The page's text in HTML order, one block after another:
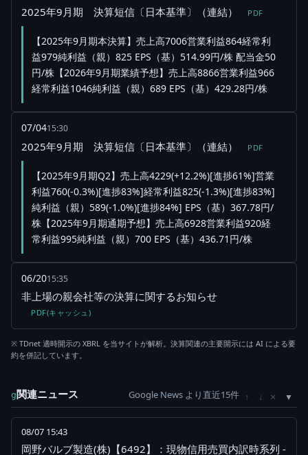
2025年9月期 決算短信〔日本基準〕（連結） PDF
【2025年9月期本決算】売上高7006営業利益864経常利
益979純利益（親）825 EPS（基）514.99円/株 配当金50
円/株【2026年9月期業績予想】売上高8866営業利益966
経常利益1046純利益（親）689 EPS（基）429.28円/株
07/0415:30
2025年9月期 決算短信〔日本基準〕（連結） PDF
【2025年9月期Q2】売上高4229(+12.2%)[進捗61%]営業
利益760(-0.3%)[進捗83%]経常利益825(-1.3%)[進捗83%]
純利益（親）589(-1.0%)[進捗84%] EPS（基）367.78円/
株【2025年9月期通期予想】売上高6928営業利益920経
常利益995純利益（親）700 EPS（基）436.71円/株
06/2015:35
非上場の親会社等の決算に関するお知らせ
PDF(キャッシュ)
※ TDnet 適時開示の XBRL を当サイトが解析。決算関連の主要開示には AI による要
約を併記しています。
g関連ニュース Google News より直近15件 ↑ ↓ ×
08/07 15:43
岡野バルブ製造(株)【6492】：現物信用売買内訳時系列 -